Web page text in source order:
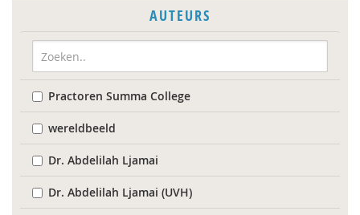
AUTEURS
Practoren Summa College
wereldbeeld
Dr. Abdelilah Ljamai
Dr. Abdelilah Ljamai (UVH)